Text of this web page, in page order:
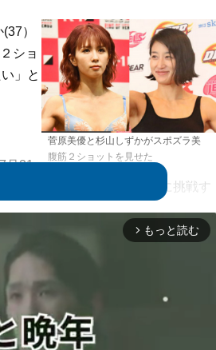
菅原美優と杉山しずかがスポズラ美
腹筋２ショットを見せた
）
ショ
」と
月21
では初のパンクラス王座に挑戦す
ではK-1選手引退を示唆をほのめ
待のコメントもあった。
開催される『K-1 WORLD MAX
原はインスタでは「私なんかで大
よろしくお願いします！」と意気
arrow_forward_ios もっと読む